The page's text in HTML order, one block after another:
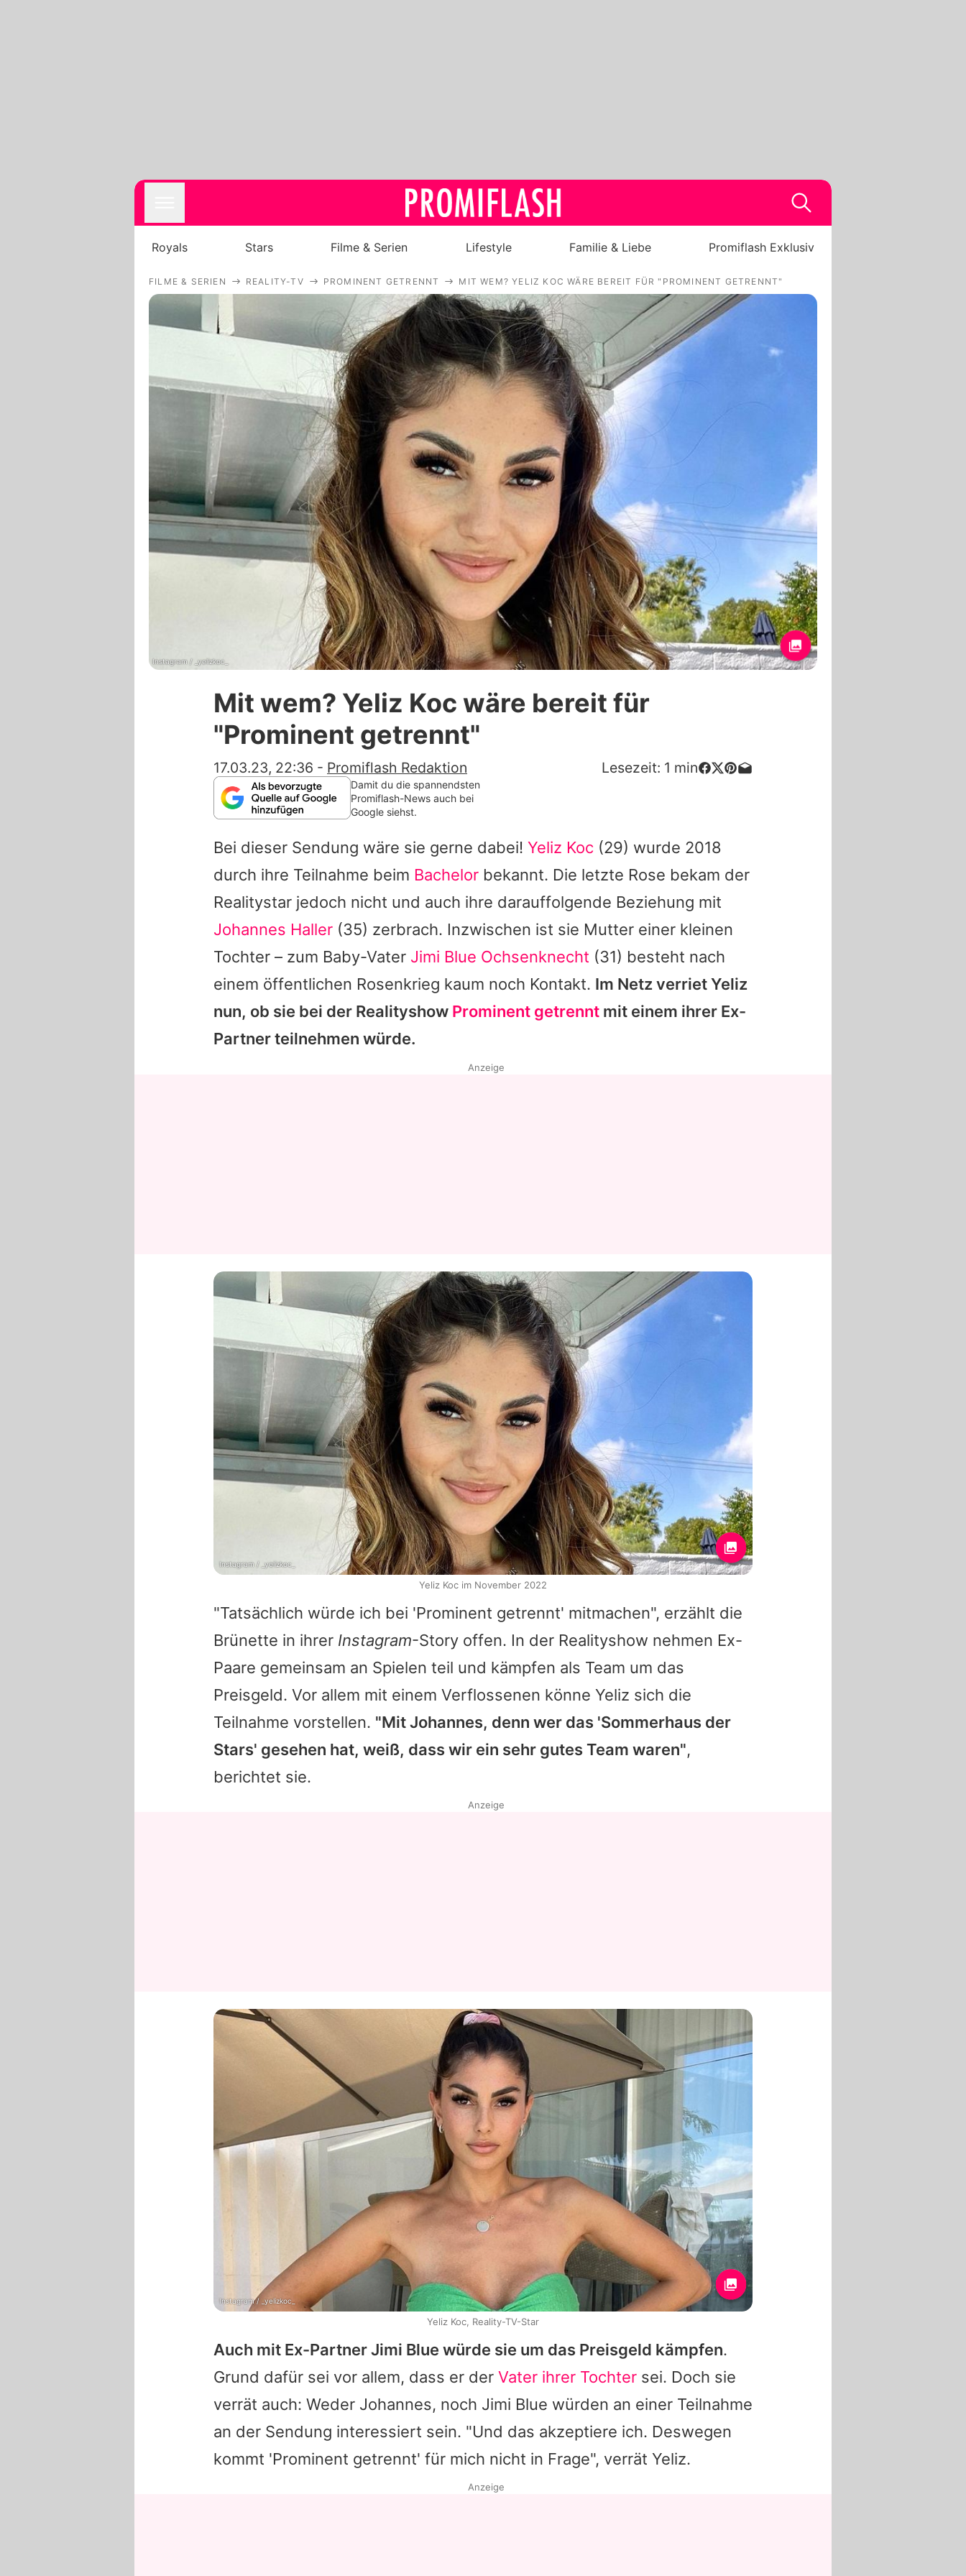
Royals
Stars
Filme & Serien
Lifestyle
Familie & Liebe
Promiflash Exklusiv
Alle Themen auf Promiflash
Jobs
App runterladen
Team
Redaktionelle Richtlinien
Impressum
Datenschutzerklärung
Nutzungsbedingungen
Utiq verwalten
Royals Stars Filme & Serien Lifestyle Familie & Liebe Promiflash Exklusiv
FILME & SERIEN REALITY-TV PROMINENT GETRENNT MIT WEM? YELIZ KOC WÄRE BEREIT FÜR "PROMINENT GETRENNT"
Instagram / _yelizkoc_
Mit wem? Yeliz Koc wäre bereit für
"Prominent getrennt"
17.03.23, 22:36 - Promiflash Redaktion Lesezeit: 1 min
Damit du die spannendsten
Promiflash-News auch bei
Google siehst.
Bei dieser Sendung wäre sie gerne dabei! Yeliz Koc (29) wurde 2018
durch ihre Teilnahme beim Bachelor bekannt. Die letzte Rose bekam der
Realitystar jedoch nicht und auch ihre darauffolgende Beziehung mit
Johannes Haller (35) zerbrach. Inzwischen ist sie Mutter einer kleinen
Tochter – zum Baby-Vater Jimi Blue Ochsenknecht (31) besteht nach
einem öffentlichen Rosenkrieg kaum noch Kontakt. Im Netz verriet Yeliz
nun, ob sie bei der Realityshow Prominent getrennt mit einem ihrer Ex-
Partner teilnehmen würde.
"Tatsächlich würde ich bei 'Prominent getrennt' mitmachen", erzählt die
Brünette in ihrer Instagram-Story offen. In der Realityshow nehmen Ex-
Paare gemeinsam an Spielen teil und kämpfen als Team um das
Preisgeld. Vor allem mit einem Verflossenen könne Yeliz sich die
Teilnahme vorstellen. "Mit Johannes, denn wer das 'Sommerhaus der
Stars' gesehen hat, weiß, dass wir ein sehr gutes Team waren",
berichtet sie.
Auch mit Ex-Partner Jimi Blue würde sie um das Preisgeld kämpfen.
Grund dafür sei vor allem, dass er der Vater ihrer Tochter sei. Doch sie
verrät auch: Weder Johannes, noch Jimi Blue würden an einer Teilnahme
an der Sendung interessiert sein. "Und das akzeptiere ich. Deswegen
kommt 'Prominent getrennt' für mich nicht in Frage", verrät Yeliz.
Anzeige
Instagram / _yelizkoc_
Yeliz Koc im November 2022
Anzeige
Instagram / _yelizkoc_
Yeliz Koc, Reality-TV-Star
Anzeige